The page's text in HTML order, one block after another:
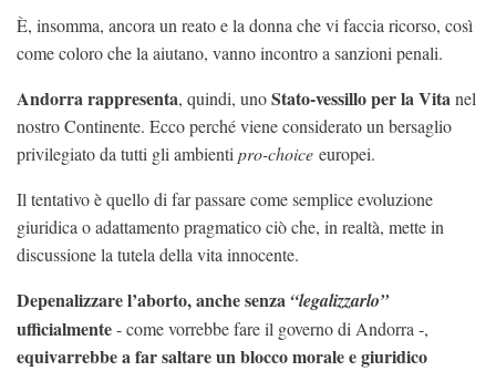
È, insomma, ancora un reato e la donna che vi faccia ricorso, così
come coloro che la aiutano, vanno incontro a sanzioni penali.
Andorra rappresenta, quindi, unoStato-vessillo per la Vitanel
nostro Continente. Ecco perché viene considerato un bersaglio
privilegiato da tutti gli ambienti pro-choice europei.
Il tentativo è quello di far passare come semplice evoluzione
giuridica o adattamento pragmatico ciò che, in realtà, mette in
discussione la tutela della vita innocente.
Depenalizzare l’aborto, anche senza “legalizzarlo”
ufficialmente- come vorrebbe fare il governo di Andorra -,
equivarrebbe a far saltare un blocco morale e giuridico